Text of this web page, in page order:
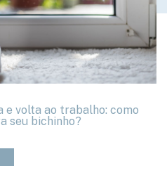
e volta ao trabalho: como
seu bichinho?